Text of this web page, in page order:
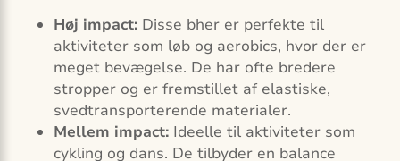
Høj impact: Disse bher er perfekte til
aktiviteter som løb og aerobics, hvor der er
meget bevægelse. De har ofte bredere
stropper og er fremstillet af elastiske,
svedtransporterende materialer.
Mellem impact: Ideelle til aktiviteter som
cykling og dans. De tilbyder en balance